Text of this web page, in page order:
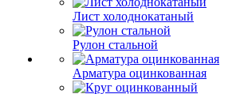
Лист холоднокатаный
Рулон стальной
Арматура оцинкованная